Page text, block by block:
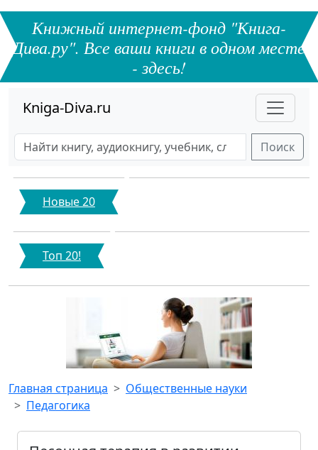
Книжный интернет-фонд "Книга-
Дива.ру". Все ваши книги в одном месте
- здесь!
Kniga-Diva.ru
Поиск
Новые 20
Топ 20!
Главная страница
Общественные науки
Педагогика